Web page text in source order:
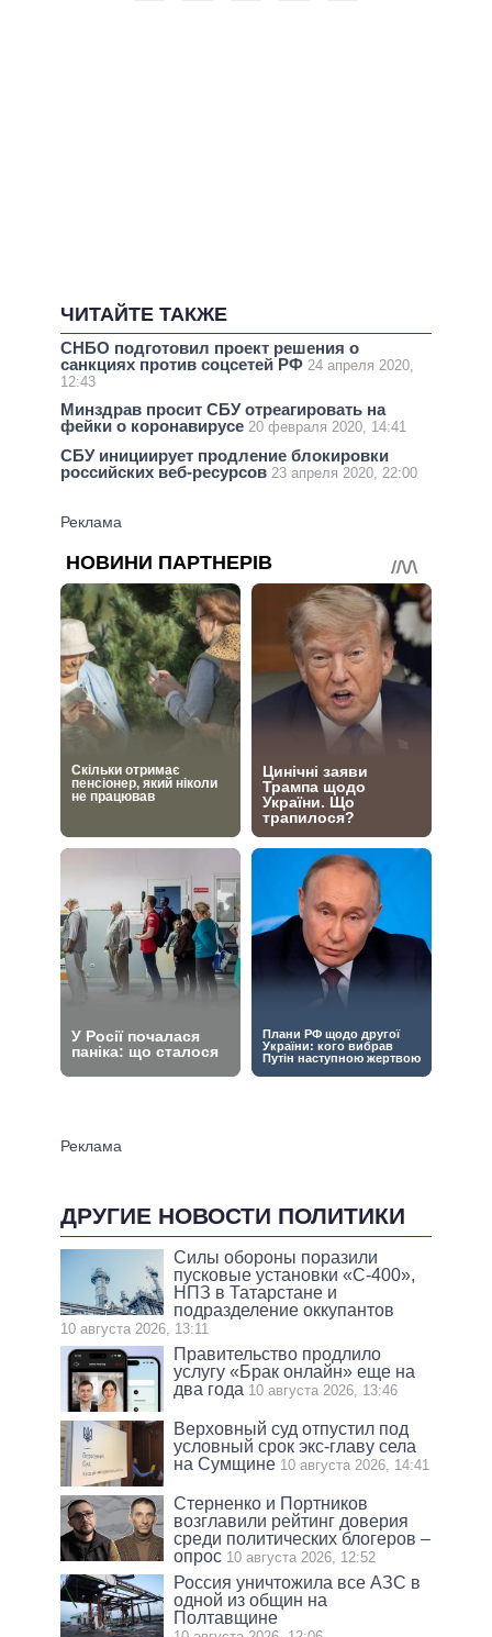
ЧИТАЙТЕ ТАКЖЕ
СНБО подготовил проект решения о
санкциях против соцсетей РФ 24 апреля 2020,
12:43
Минздрав просит СБУ отреагировать на
фейки о коронавирусе 20 февраля 2020, 14:41
СБУ инициирует продление блокировки
российских веб-ресурсов 23 апреля 2020, 22:00
ДРУГИЕ НОВОСТИ ПОЛИТИКИ
Силы обороны поразили
пусковые установки «С-400»,
НПЗ в Татарстане и
подразделение оккупантов
10 августа 2026, 13:11
Правительство продлило
услугу «Брак онлайн» еще на
два года 10 августа 2026, 13:46
Верховный суд отпустил под
условный срок экс-главу села
на Сумщине 10 августа 2026, 14:41
Стерненко и Портников
возглавили рейтинг доверия
среди политических блогеров –
опрос 10 августа 2026, 12:52
Россия уничтожила все АЗС в
одной из общин на
Полтавщине